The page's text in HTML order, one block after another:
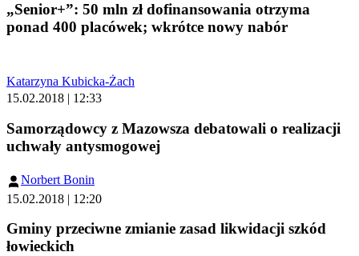
„Senior+”: 50 mln zł dofinansowania otrzyma
ponad 400 placówek; wkrótce nowy nabór
Katarzyna Kubicka-Żach
15.02.2018 | 12:33
Samorządowcy z Mazowsza debatowali o realizacji
uchwały antysmogowej
Norbert Bonin
15.02.2018 | 12:20
Gminy przeciwne zmianie zasad likwidacji szkód
łowieckich